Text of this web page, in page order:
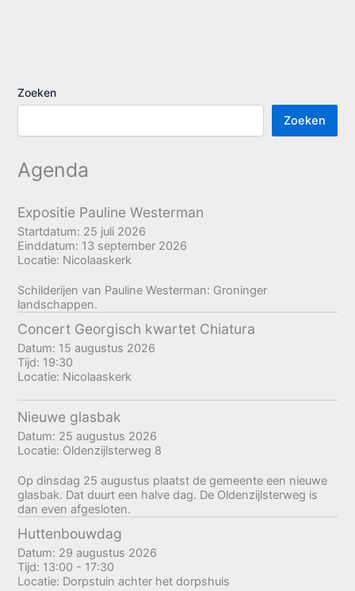
Zoeken
Zoeken
Agenda
Expositie Pauline Westerman
Startdatum: 25 juli 2026
Einddatum: 13 september 2026
Locatie: Nicolaaskerk
Schilderijen van Pauline Westerman: Groninger
landschappen.
Concert Georgisch kwartet Chiatura
Datum: 15 augustus 2026
Tijd: 19:30
Locatie: Nicolaaskerk
Nieuwe glasbak
Datum: 25 augustus 2026
Locatie: Oldenzijlsterweg 8
Op dinsdag 25 augustus plaatst de gemeente een nieuwe
glasbak. Dat duurt een halve dag. De Oldenzijlsterweg is
dan even afgesloten.
Huttenbouwdag
Datum: 29 augustus 2026
Tijd: 13:00 - 17:30
Locatie: Dorpstuin achter het dorpshuis